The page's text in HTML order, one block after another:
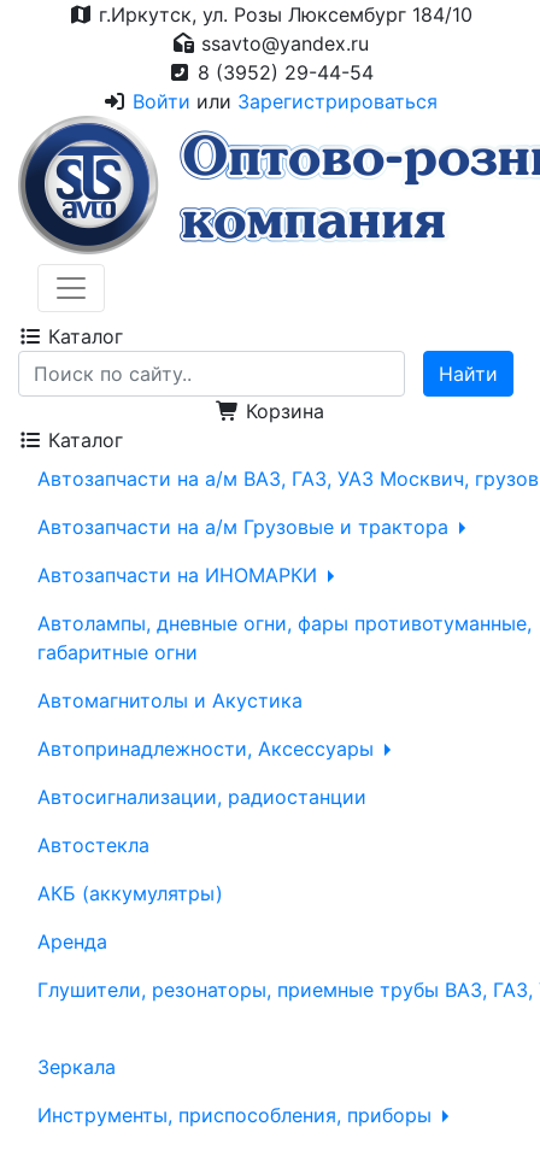
г.Иркутск, ул. Розы Люксембург 184/10
ssavto@yandex.ru
8 (3952) 29-44-54
Войти или Зарегистрироваться
Каталог
Корзина
Каталог
Автозапчасти на а/м ВАЗ, ГАЗ, УАЗ Москвич,
Автозапчасти на а/м Грузовые и трактора
Автозапчасти на ИНОМАРКИ
Автолампы, дневные огни, фары противотуманные,
габаритные огни
Автомагнитолы и Акустика
Автопринадлежности, Аксессуары
Автосигнализации, радиостанции
Автостекла
АКБ (аккумулятры)
Аренда
Глушители, резонаторы, приемные трубы ВАЗ, ГАЗ,
Зеркала
Инструменты, приспособления, приборы